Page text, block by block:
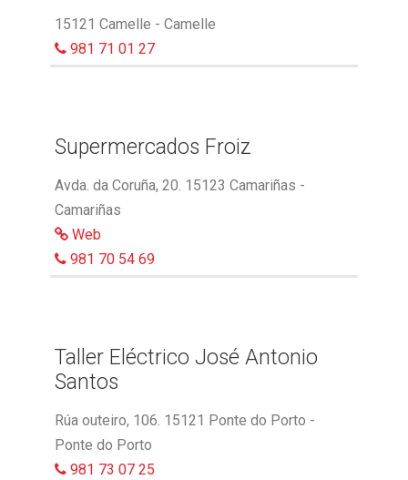
15121 Camelle - Camelle
981 71 01 27
Supermercados Froiz
Avda. da Coruña, 20. 15123 Camariñas -
Camariñas
Web
981 70 54 69
Taller Eléctrico José Antonio
Santos
Rúa outeiro, 106. 15121 Ponte do Porto -
Ponte do Porto
981 73 07 25